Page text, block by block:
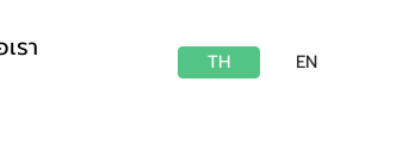
รา TH EN